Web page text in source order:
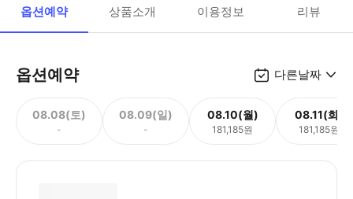
옵션예약 상품소개 이용정보 리뷰
옵션예약 다른날짜
08.08(토)
-
08.09(일)
-
08.10(월)
181,185원
08.11(화)
181,185원